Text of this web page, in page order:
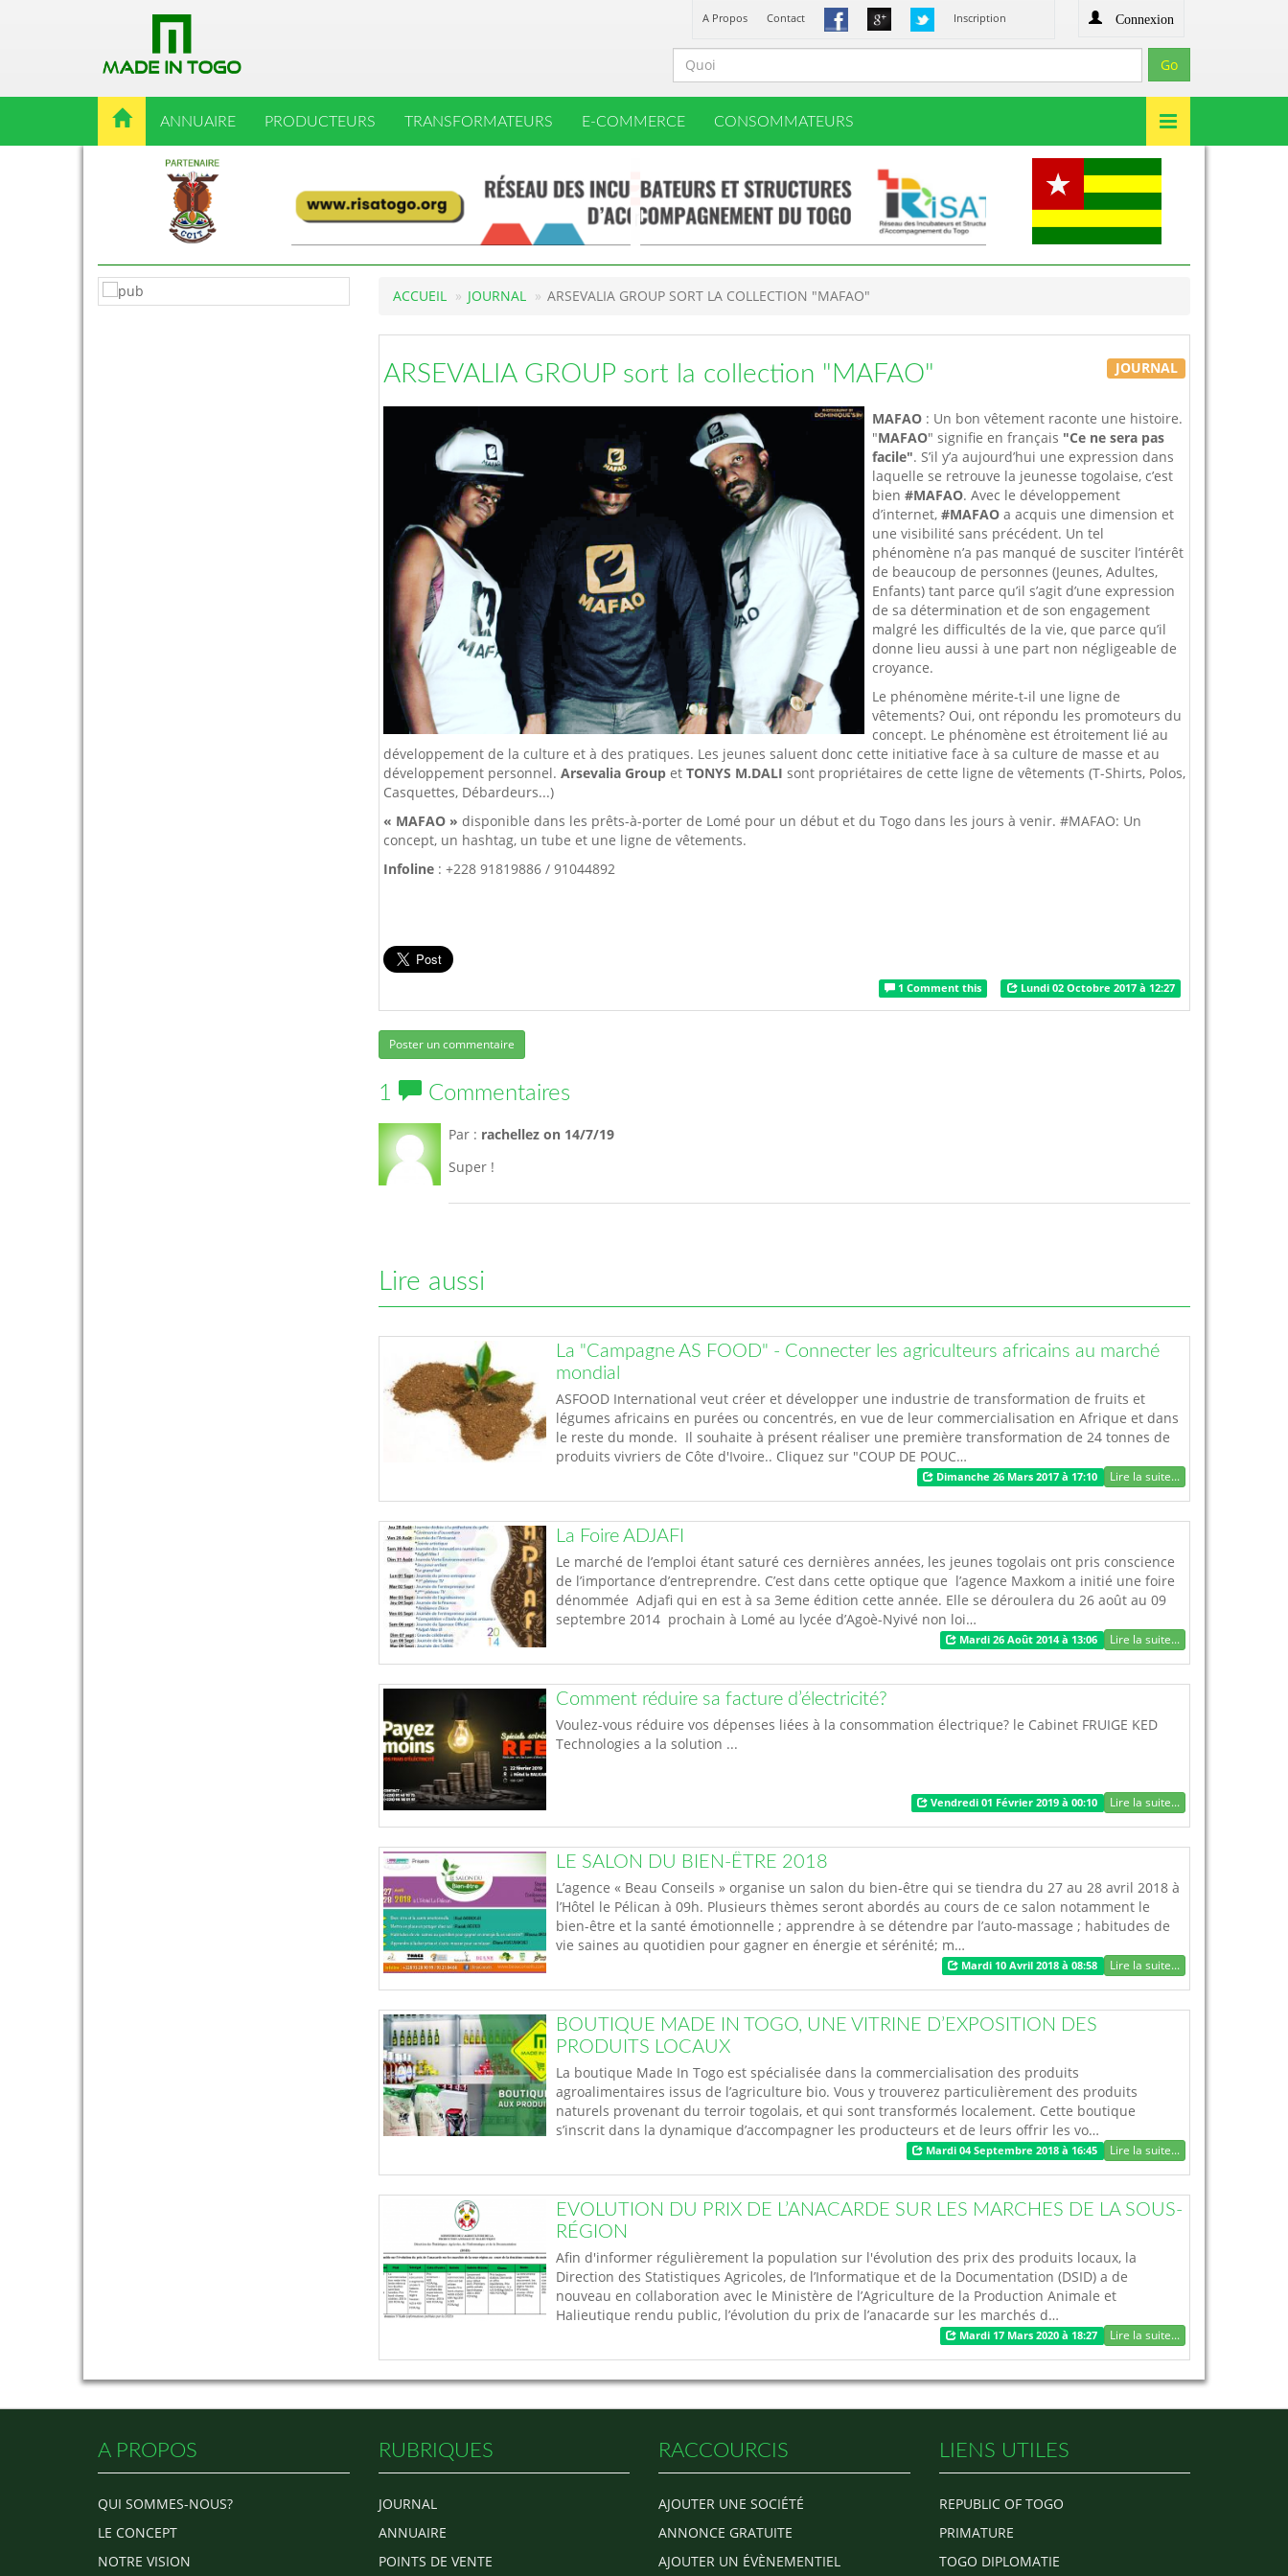
A Propos Contact Inscription Connexion
ANNUAIRE PRODUCTEURS TRANSFORMATEURS E-COMMERCE CONSOMMATEURS
ACCUEIL JOURNAL ARSEVALIA GROUP SORT LA COLLECTION "MAFAO"
ARSEVALIA GROUP sort la collection "MAFAO" JOURNAL
MAFAO : Un bon vêtement raconte une histoire.
"MAFAO" signifie en français "Ce ne sera pas
facile". S’il y’a aujourd’hui une expression dans
laquelle se retrouve la jeunesse togolaise, c’est
bien#MAFAO. Avec le développement
d’internet,#MAFAO a acquis une dimension et
une visibilité sans précédent. Un tel
phénomène n’a pas manqué de susciter l’intérêt
de beaucoup de personnes (Jeunes, Adultes,
Enfants) tant parce qu’il s’agit d’une expression
de sa détermination et de son engagement
malgré les difficultés de la vie, que parce qu’il
donne lieu aussi à une part non négligeable de
croyance.
Le phénomène mérite-t-il une ligne de
vêtements? Oui, ont répondu les promoteurs du
concept. Le phénomène est étroitement lié au
développement de la culture et à des pratiques. Les jeunes saluent donc cette initiative face à sa culture de masse et au
développement personnel. Arsevalia Groupet TONYS M.DALI sont propriétaires de cette ligne de vêtements (T-Shirts, Polos,
Casquettes, Débardeurs...)
« MAFAO » disponible dans les prêts-à-porter de Lomé pour un début et du Togo dans les jours à venir. #MAFAO: Un
concept, un hashtag, un tube et une ligne de vêtements.
Infoline: +228 91819886 / 91044892
1 Comment this Lundi 02 Octobre 2017 à 12:27
Poster un commentaire
1 Commentaires
Par : rachellez on 14/7/19
Super !
Lire aussi
La "Campagne AS FOOD" - Connecter les agriculteurs africains au marché
mondial
ASFOOD International veut créer et développer une industrie de transformation de fruits et
légumes africains en purées ou concentrés, en vue de leur commercialisation en Afrique et dans
le reste du monde. Il souhaite à présent réaliser une première transformation de 24 tonnes de
produits vivriers de Côte d'Ivoire.. Cliquez sur "COUP DE POUC…
Lire la suite...
Dimanche 26 Mars 2017 à 17:10
La Foire ADJAFI
Le marché de l’emploi étant saturé ces dernières années, les jeunes togolais ont pris conscience
de l’importance d’entreprendre. C’est dans cette optique que l’agence Maxkom a initié une foire
dénommée Adjafi qui en est à sa 3eme édition cette année. Elle se déroulera du 26 août au 09
septembre 2014 prochain à Lomé au lycée d’Agoè-Nyivé non loi…
Lire la suite...
Mardi 26 Août 2014 à 13:06
Comment réduire sa facture d’électricité?
Voulez-vous réduire vos dépenses liées à la consommation électrique? le Cabinet FRUIGE KED
Technologies a la solution ...
Lire la suite...
Vendredi 01 Février 2019 à 00:10
LE SALON DU BIEN-ÊTRE 2018
L’agence « Beau Conseils » organise un salon du bien-être qui se tiendra du 27 au 28 avril 2018 à
l’Hôtel le Pélican à 09h. Plusieurs thèmes seront abordés au cours de ce salon notamment le
bien-être et la santé émotionnelle ; apprendre à se détendre par l’auto-massage ; habitudes de
vie saines au quotidien pour gagner en énergie et sérénité; m…
Lire la suite...
Mardi 10 Avril 2018 à 08:58
BOUTIQUE MADE IN TOGO, UNE VITRINE D’EXPOSITION DES
PRODUITS LOCAUX
La boutique Made In Togo est spécialisée dans la commercialisation des produits
agroalimentaires issus de l’agriculture bio. Vous y trouverez particulièrement des produits
naturels provenant du terroir togolais, et qui sont transformés localement. Cette boutique
s’inscrit dans la dynamique d’accompagner les producteurs et de leurs offrir les vo…
Lire la suite...
Mardi 04 Septembre 2018 à 16:45
EVOLUTION DU PRIX DE L’ANACARDE SUR LES MARCHES DE LA SOUS-
RÉGION
Afin d'informer régulièrement la population sur l'évolution des prix des produits locaux, la
Direction des Statistiques Agricoles, de l’Informatique et de la Documentation (DSID) a de
nouveau en collaboration avec le Ministère de l’Agriculture de la Production Animale et
Halieutique rendu public, l’évolution du prix de l’anacarde sur les marchés d…
Lire la suite...
Mardi 17 Mars 2020 à 18:27
A PROPOS
QUI SOMMES-NOUS?
LE CONCEPT
NOTRE VISION
RUBRIQUES
JOURNAL
ANNUAIRE
POINTS DE VENTE
RACCOURCIS
AJOUTER UNE SOCIÉTÉ
ANNONCE GRATUITE
AJOUTER UN ÉVÈNEMENTIEL
LIENS UTILES
REPUBLIC OF TOGO
PRIMATURE
TOGO DIPLOMATIE